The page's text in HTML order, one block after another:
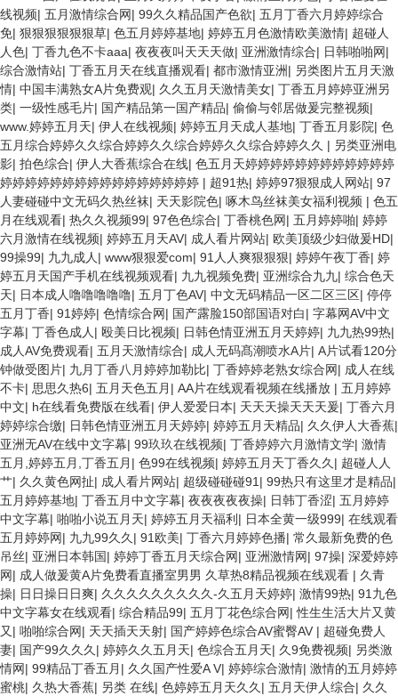
线视频| 五月激情综合网| 99久久精品国产色欲| 五月丁香六月婷婷综合
免| 狠狠狠狠狠狠草| 色五月婷婷基地| 婷婷五月色激情欧美激情| 超碰人
人色| 丁香九色不卡aaa| 夜夜夜叫天天天做| 亚洲激情综合| 日韩啪啪网|
综合激情站| 丁香五月天在线直播观看| 都市激情亚洲| 另类图片五月天激
情| 中国丰满熟女A片免费观| 久久五月天激情美女| 丁香五月婷婷亚洲另
类| 一级性感毛片| 国产精品第一国产精品| 偷偷与邻居做爰完整视频|
www.婷婷五月天| 伊人在线视频| 婷婷五月天成人基地| 丁香五月影院| 色
五月综合婷婷久久综合婷婷久久综合婷婷久久综合婷婷久久 | 另类亚洲电
影| 拍色综合| 伊人大香蕉综合在线| 色五月天婷婷婷婷婷婷婷婷婷婷婷婷
婷婷婷婷婷婷婷婷婷婷婷婷婷婷婷婷 | 超91热| 婷婷97狠狠成人网站| 97
人妻碰碰中文无码久热丝袜| 天天影院色| 啄木鸟丝袜美女福利视频 | 色五
月在线观看| 热久久视频99| 97色色综合| 丁香桃色网| 五月婷婷啪| 婷婷
六月激情在线视频| 婷婷五月天AV| 成人看片网站| 欧美顶级少妇做爰HD|
99操99| 九九成人 | www狠狠爱com| 91人人爽狠狠狠| 婷婷午夜丁香| 婷
婷五月天国产手机在线视频观看| 九九视频免费| 亚洲综合九九| 综合色天
天| 日本成人噜噜噜噜噜| 五月丁色AV| 中文无码精品一区二区三区| 停停
五月丁香| 91婷婷| 色情综合网| 国产露脸150部国语对白| 字幕网AV中文
字幕| 丁香色成人 | 殴美日比视频| 日韩色情亚洲五月天婷婷| 九九热99热|
成人AV免费观看| 五月天激情综合| 成人无码髙潮喷水A片| A片试看120分
钟做受图片| 九月丁香八月婷婷加勒比| 丁香婷婷老熟女综合网| 成人在线
不卡| 思思久热6| 五月天色五月 | AA片在线观看视频在线播放 | 五月婷婷
中文| h在线看免费版在线看| 伊人爱爱日本| 天天天操天天天爰| 丁香六月
婷婷综合缴| 日韩色情亚洲五月天婷婷| 婷婷五月天精品| 久久伊人大香蕉|
亚洲无AV在线中文字幕| 99玖玖在线视频| 丁香婷婷六月激情文学| 激情
五月,婷婷五月,丁香五月 | 色99在线视频| 婷婷五月天丁香久久 | 超碰人人
艹| 久久黄色网扯| 成人看片网站| 超级碰碰碰91 | 99热只有这里才是精品|
五月婷婷基地| 丁香五月中文字幕| 夜夜夜夜夜操| 日韩丁香涩| 五月婷婷
中文字幕| 啪啪小说五月天| 婷婷五月天福利 | 日本全黄一级999| 在线观看
五月婷婷网| 九九99久久 | 91欧美| 丁香六月婷婷色播| 常久最新免费的色
吊丝| 亚洲日本韩国| 婷婷丁香五月天综合网| 亚洲激情网| 97操| 深爱婷婷
网| 成人做爰黄A片免费看直播室男男 久草热8精品视频在线观看 | 久青
操| 日日操日日爽| 久久久久久久久久久-久五月天婷婷| 激情99热| 91九色
中文字幕女在线观看| 综合精品99| 五月丁花色综合网|性生生活大片又黄
又 | 啪啪综合网| 天天插天天射| 国产婷婷色综合AV蜜臀AV | 超碰免费人
妻| 国产99久久久 | 婷婷久久五月天| 色综合五月天| 久9免费视频| 另类激
情网| 99精品丁香五月 | 久久国产性爱A V| 婷婷综合激情| 激情的五月婷婷
蜜桃| 久热大香蕉| 另类 在线| 色婷婷五月天久久 | 五月天伊人综合| 久久